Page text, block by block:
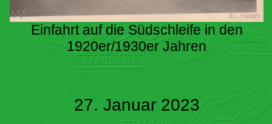
Einfahrt auf die Südschleife in den
1920er/1930er Jahren
27. Januar 2023